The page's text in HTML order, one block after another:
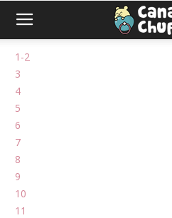
1-2
3
4
5
6
7
8
9
10
11